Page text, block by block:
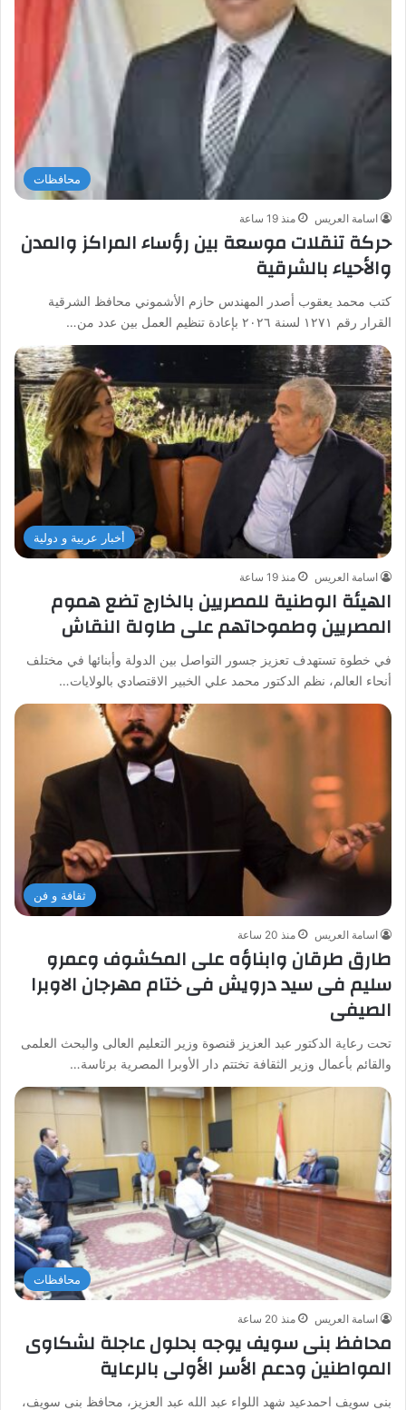
محافظات
اسامة العريس منذ 19 ساعة
حركة تنقلات موسعة بين رؤساء المراكز والمدن
والأحياء بالشرقية
كتب محمد يعقوب أصدر المهندس حازم الأشموني محافظ الشرقية
القرار رقم ١٢٧١ لسنة ٢٠٢٦ بإعادة تنظيم العمل بين عدد من…
أخبار عربية و دولية
اسامة العريس منذ 19 ساعة
الهيئة الوطنية للمصريين بالخارج تضع هموم
المصريين وطموحاتهم على طاولة النقاش
في خطوة تستهدف تعزيز جسور التواصل بين الدولة وأبنائها في مختلف
أنحاء العالم، نظم الدكتور محمد علي الخبير الاقتصادي بالولايات…
ثقافة و فن
اسامة العريس منذ 20 ساعة
طارق طرقان وابناؤه على المكشوف وعمرو
سليم فى سيد درويش فى ختام مهرجان الاوبرا
الصيفى
تحت رعاية الدكتور عبد العزيز قنصوة وزير التعليم العالى والبحث العلمى
والقائم بأعمال وزير الثقافة تختتم دار الأوبرا المصرية برئاسة…
محافظات
اسامة العريس منذ 20 ساعة
محافظ بنى سويف يوجه بحلول عاجلة لشكاوى
المواطنين ودعم الأسر الأولى بالرعاية
بنى سويف احمدعيد شهد اللواء عبد الله عبد العزيز، محافظ بنى سويف،